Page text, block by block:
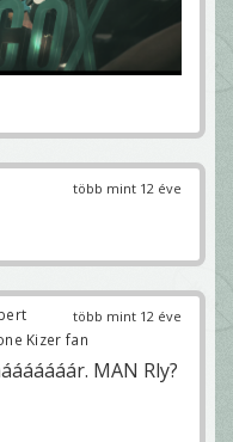
több mint 12 éve
több mint 12 éve
Kizer fan
MAN Rly?